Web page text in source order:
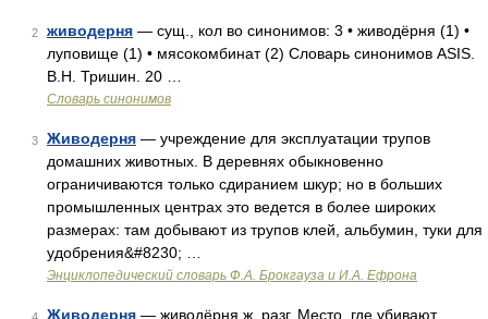
2 живодерня — сущ., кол во синонимов: 3 • живодёрня (1) •
луповище (1) • мясокомбинат (2) Словарь синонимов ASIS.
В.Н. Тришин. 20 …
Словарь синонимов
3 Живодерня — учреждение для эксплуатации трупов
домашних животных. В деревнях обыкновенно
ограничиваются только сдиранием шкур; но в больших
промышленных центрах это ведется в более широких
размерах: там добывают из трупов клей, альбумин, туки для
удобрения&#8230; …
Энциклопедический словарь Ф.А. Брокгауза и И.А. Ефрона
Живодерня — живодёрня ж. разг. Место, где убивают